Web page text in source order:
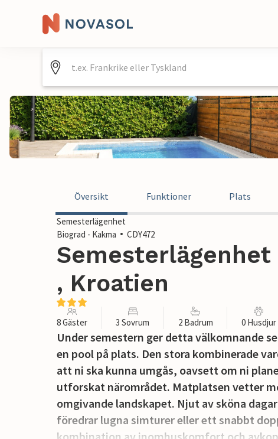
Översikt Funktioner Plats
Semesterlägenhet
Biograd - Kakma
CDY472
, Kroatien
8 Gäster 3 Sovrum 2 Badrum 0 Husdjur
Under semestern ger detta välkomnande
en pool på plats. Den stora kombinerade
att ni ska kunna umgås, oavsett om ni
utforskat närområdet. Matplatsen vetter
omgivande landskapet. Njut av sköna
föredrar lugna simturer eller ett snabbt